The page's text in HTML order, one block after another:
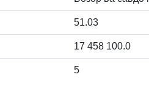
51.03
17 458 100.0
5